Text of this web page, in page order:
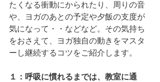
たくなる衝動にかられたり、周りの音
や、ヨガのあとの予定や夕飯の支度が
気になって・・などなど。その気持ち
をおさえて、ヨガ独自の動きをマスタ
ーし継続するコツをご紹介します。
１：呼吸に慣れるまでは、教室に通